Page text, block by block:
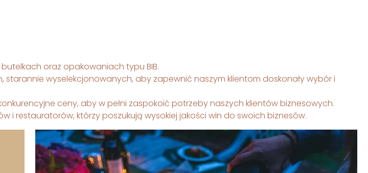
oraz opakowaniach typu BIB.
starannie wyselekcjonowanych, aby zapewnić naszym klientom doskonały wybór i
ceny, aby w pełni zaspokoić potrzeby naszych klientów biznesowych.
i restauratorów, którzy poszukują wysokiej jakości win do swoich biznesów.